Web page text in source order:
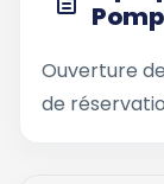
Ouverture
de